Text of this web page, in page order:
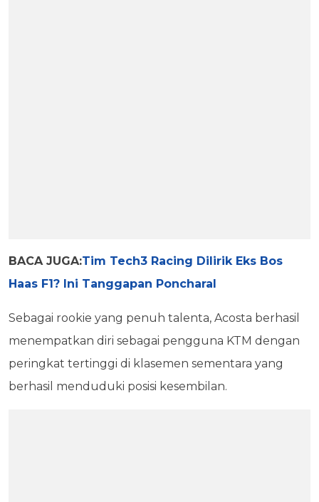
BACA JUGA:Tim Tech3 Racing Dilirik Eks Bos
Haas F1? Ini Tanggapan Poncharal
Sebagai rookie yang penuh talenta, Acosta berhasil
menempatkan diri sebagai pengguna KTM dengan
peringkat tertinggi di klasemen sementara yang
berhasil menduduki posisi kesembilan.